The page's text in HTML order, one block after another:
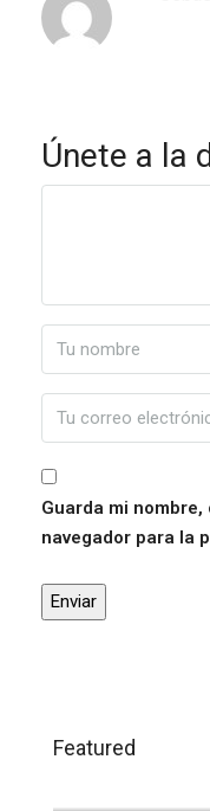
Únete a la
Guarda mi
navegador para la
Featured